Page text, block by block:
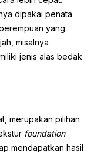
dipakai penata
yang
misalnya
jenis alas bedak
merupakan pilihan
foundation
mendapatkan hasil